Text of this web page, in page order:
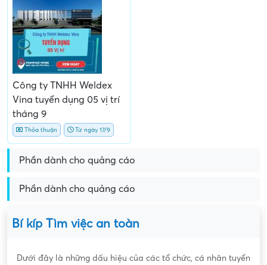
Công ty TNHH Weldex
Vina tuyển dụng 05 vị trí
tháng 9
Thỏa thuận Từ ngày 17/9
Phần dành cho quảng cáo
Phần dành cho quảng cáo
Bí kíp Tìm việc an toàn
Dưới đây là những dấu hiệu của các tổ chức, cá nhân tuyển